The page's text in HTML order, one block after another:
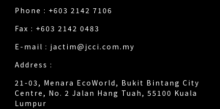
Phone : +603 2142 7106
Fax : +603 2142 0483
E-mail : jactim@jcci.com.my
Address :
21-03, Menara EcoWorld, Bukit Bintang City
Centre, No. 2 Jalan Hang Tuah, 55100 Kuala
Lumpur